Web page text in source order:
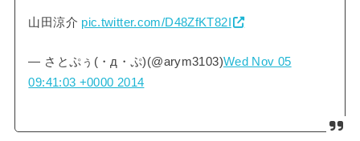
山田涼介 pic.twitter.com/D48ZfKT82I
— さとぷぅ(・д・ぷ)(@arym3103)Wed Nov 05
09:41:03 +0000 2014